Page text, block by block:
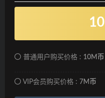
10
普通用户购买价格 : 10M币
VIP会员购买价格 : 7M币